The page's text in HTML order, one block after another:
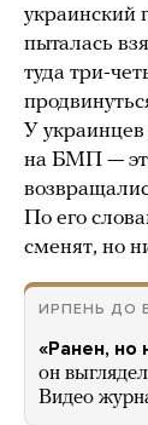
украинский
пыталась
туда три-
У украинцев
на БМП —
По его
сменят, но
ИРПЕНЬ ДО
«Ранен, но
он
Видео